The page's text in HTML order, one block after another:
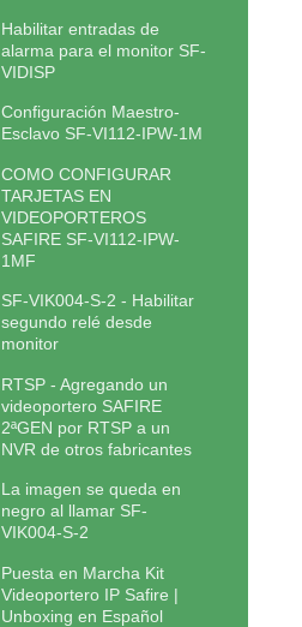
Habilitar entradas de
alarma para el monitor SF-
VIDISP
Configuración Maestro-
Esclavo SF-VI112-IPW-1M
COMO CONFIGURAR
TARJETAS EN
VIDEOPORTEROS
SAFIRE SF-VI112-IPW-
1MF
SF-VIK004-S-2 - Habilitar
segundo relé desde
monitor
RTSP - Agregando un
videoportero SAFIRE
2ªGEN por RTSP a un
NVR de otros fabricantes
La imagen se queda en
negro al llamar SF-
VIK004-S-2
Puesta en Marcha Kit
Videoportero IP Safire |
Unboxing en Español